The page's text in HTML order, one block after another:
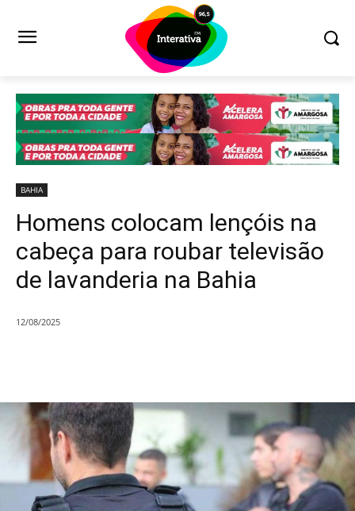
BAHIA
Homens colocam lençóis na
cabeça para roubar televisão
de lavanderia na Bahia
12/08/2025